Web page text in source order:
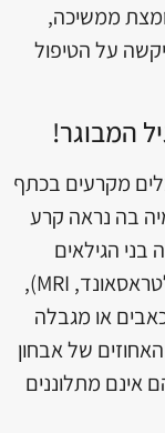
ממשיכה,
על הטיפול
המבוגר!
מקרעים בכתף
בה נראה קרע
בני הגילאים
חמישים ומעלה, אם נבצע הדמיה (אולטראסאונד, MRI),
או מגבלה
אצל בני 80 ומעלה האחוזים של אבחון
אינם מתלוננים